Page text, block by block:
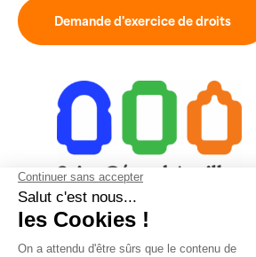
Demande d'exercice de droits
23 rue du Collège 15000 Aurillac
04 71 48 28 18